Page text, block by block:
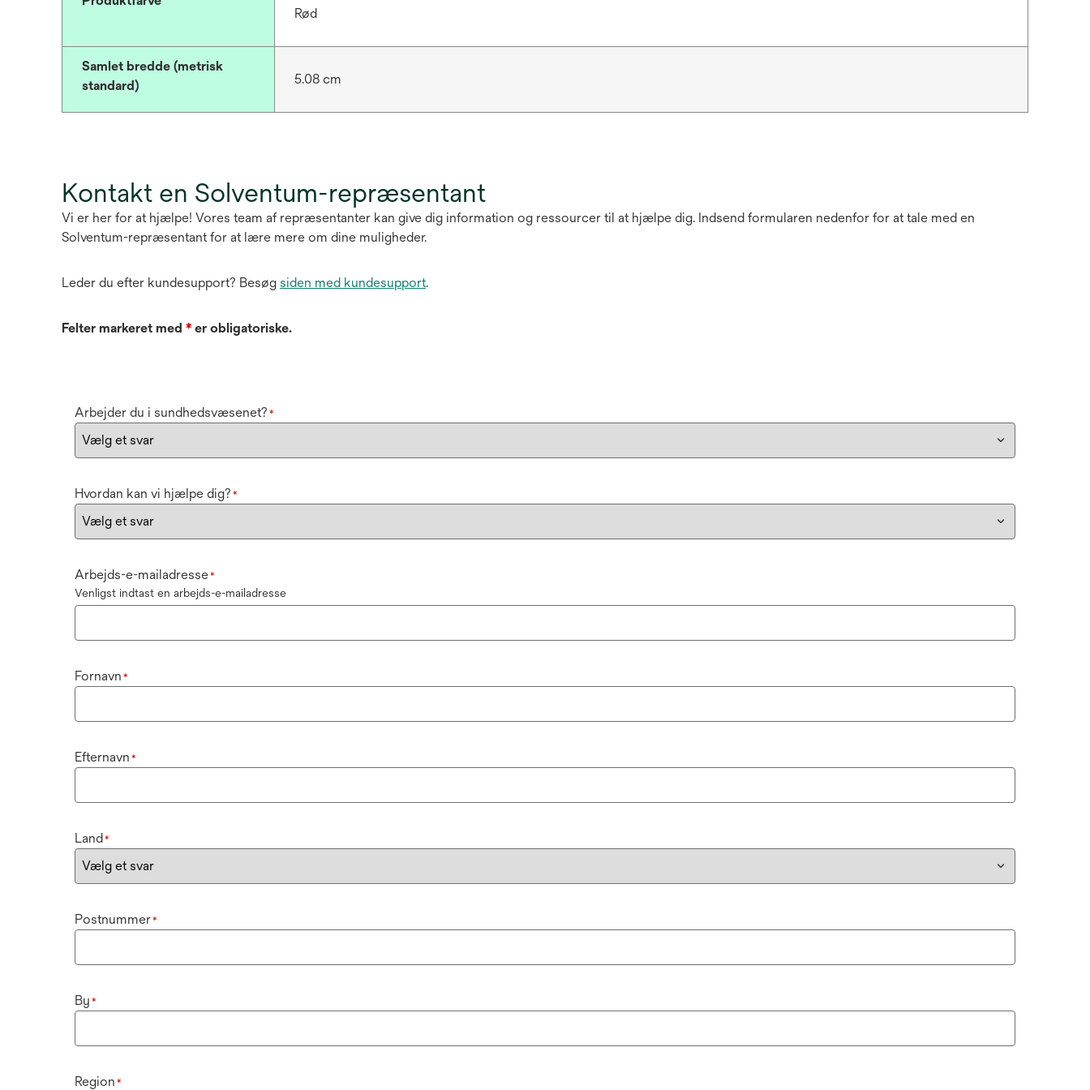
Rød
Samlet bredde (metrisk
standard)
5.08 cm
Kontakt en Solventum-repræsentant
Vi er her for at hjælpe! Vores team af repræsentanter kan give dig information og ressourcer til at hjælpe dig. Indsend formularen nedenfor for at tale med en
Solventum-repræsentant for at lære mere om dine muligheder.
Leder du efter kundesupport? Besøg siden med kundesupport.
Felter markeret med * er obligatoriske.
Arbejder du i sundhedsvæsenet? *
Hvordan kan vi hjælpe dig? *
Arbejds-e-mailadresse*
Venligst indtast en arbejds-e-mailadresse
Fornavn *
Efternavn *
Land *
Postnummer*
By *
Region *